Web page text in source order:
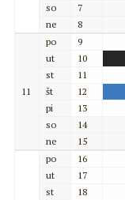
so
7
ne
8
11
po
9
ut
10
st
11
št
12
pi
13
so
14
ne
15
po
16
ut
17
st
18